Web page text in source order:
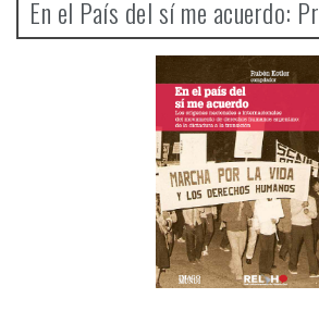
En el País del sí me acuerdo: